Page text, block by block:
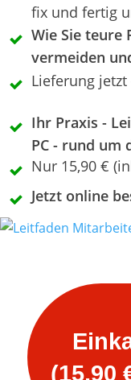
fix und fertig
Wie Sie teure
vermeiden
​Lieferung
Ihr Praxis -
PC - rund um
​Nur 15,90 €
Jetzt online
(15,90